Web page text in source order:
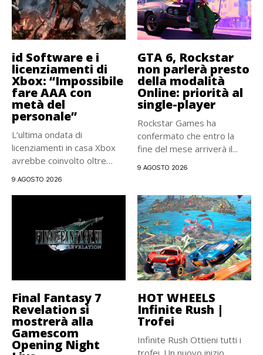
id Software e i
licenziamenti di
Xbox: “Impossibile
fare AAA con
metà del
personale”
L’ultima ondata di
licenziamenti in casa Xbox
avrebbe coinvolto oltre
9 AGOSTO 2026
GTA 6, Rockstar
non parlerà presto
della modalità
Online: priorità al
single-player
Rockstar Games ha
confermato che entro la
fine del mese arriverà il...
9 AGOSTO 2026
Final Fantasy 7
Revelation si
mostrerà alla
Gamescom
Opening Night
HOT WHEELS
Infinite Rush |
Trofei
Infinite Rush Ottieni tutti i
trofei. Un nuovo inizio